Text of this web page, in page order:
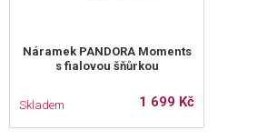
Náramek PANDORA Moments
s fialovou šňůrkou
Skladem 1 699 Kč